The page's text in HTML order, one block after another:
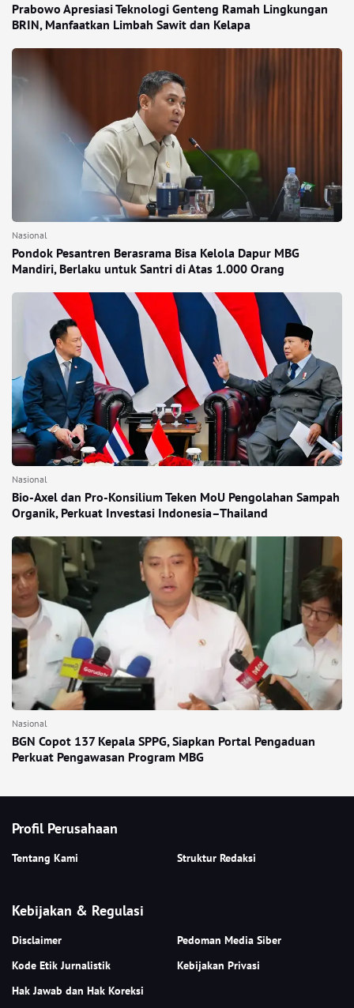
Prabowo Apresiasi Teknologi Genteng Ramah Lingkungan
BRIN, Manfaatkan Limbah Sawit dan Kelapa
Nasional
Pondok Pesantren Berasrama Bisa Kelola Dapur MBG
Mandiri, Berlaku untuk Santri di Atas 1.000 Orang
Nasional
Bio-Axel dan Pro-Konsilium Teken MoU Pengolahan Sampah
Organik, Perkuat Investasi Indonesia–Thailand
Nasional
BGN Copot 137 Kepala SPPG, Siapkan Portal Pengaduan
Perkuat Pengawasan Program MBG
Profil Perusahaan
Tentang Kami Struktur Redaksi
Kebijakan & Regulasi
Disclaimer
Pedoman Media Siber
Kode Etik Jurnalistik
Kebijakan Privasi
Hak Jawab dan Hak Koreksi